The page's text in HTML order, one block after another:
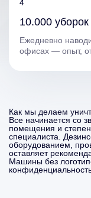
10.000 уборок
Ежедневно
офисах — опыт,
Как мы делаем
Все начинается со
помещения и
специалиста.
оборудованием,
оставляет
Машины без